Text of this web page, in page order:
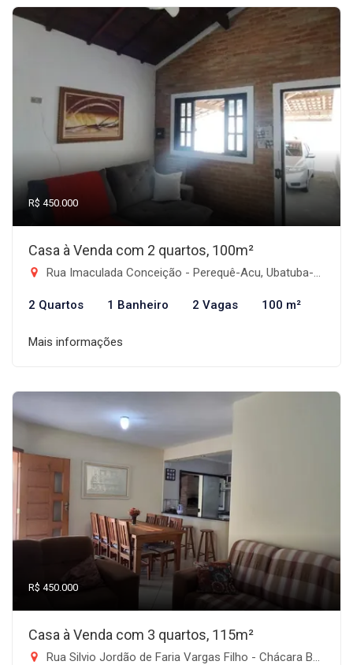
R$ 450.000
Casa à Venda com 2 quartos, 100m²
Rua Imaculada Conceição - Perequê-Acu, Ubatuba-SP
2 Quartos 1 Banheiro 2 Vagas 100 m²
Mais informações
R$ 450.000
Casa à Venda com 3 quartos, 115m²
Rua Silvio Jordão de Faria Vargas Filho - Chácara Belo Horizonte, Taubaté-SP